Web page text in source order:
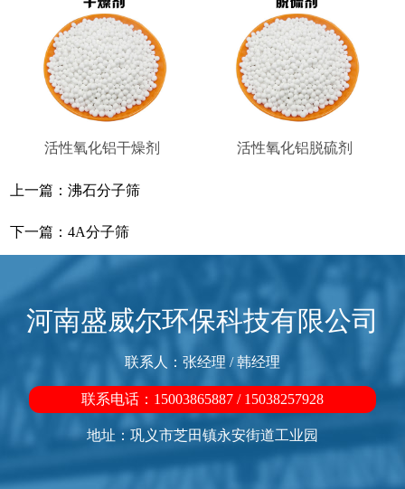
活性氧化铝干燥剂 活性氧化铝脱硫剂
上一篇：沸石分子筛
下一篇：4A分子筛
河南盛威尔环保科技有限公司
联系人：张经理 / 韩经理
联系电话：15003865887 / 15038257928
地址：巩义市芝田镇永安街道工业园